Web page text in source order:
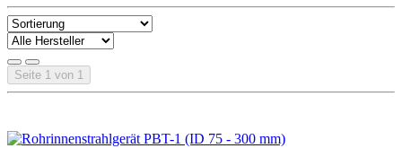
Seite 1 von 1